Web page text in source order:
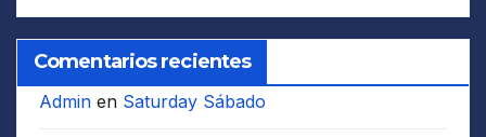
Comentarios recientes
Admin en Saturday Sábado